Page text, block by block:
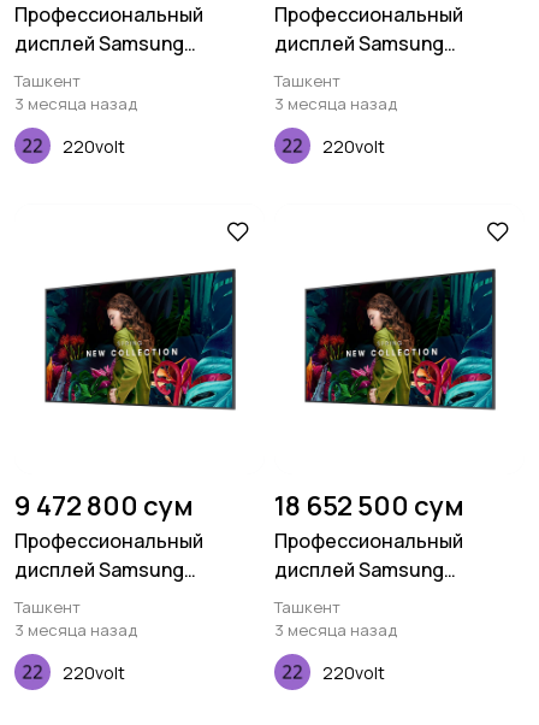
Профессиональный
дисплей Samsung
Standalone QMC 50
дюймов
Ташкент
3 месяца назад
220volt
Профессиональный
дисплей Samsung
Standalone QMC 43
дюймов
Ташкент
3 месяца назад
220volt
9 472 800 сум
Профессиональный
дисплей Samsung
Standalone QMC 32
дюймов
Ташкент
3 месяца назад
220volt
18 652 500 сум
Профессиональный
дисплей Samsung
Standalone QBC 65
дюймов
Ташкент
3 месяца назад
220volt